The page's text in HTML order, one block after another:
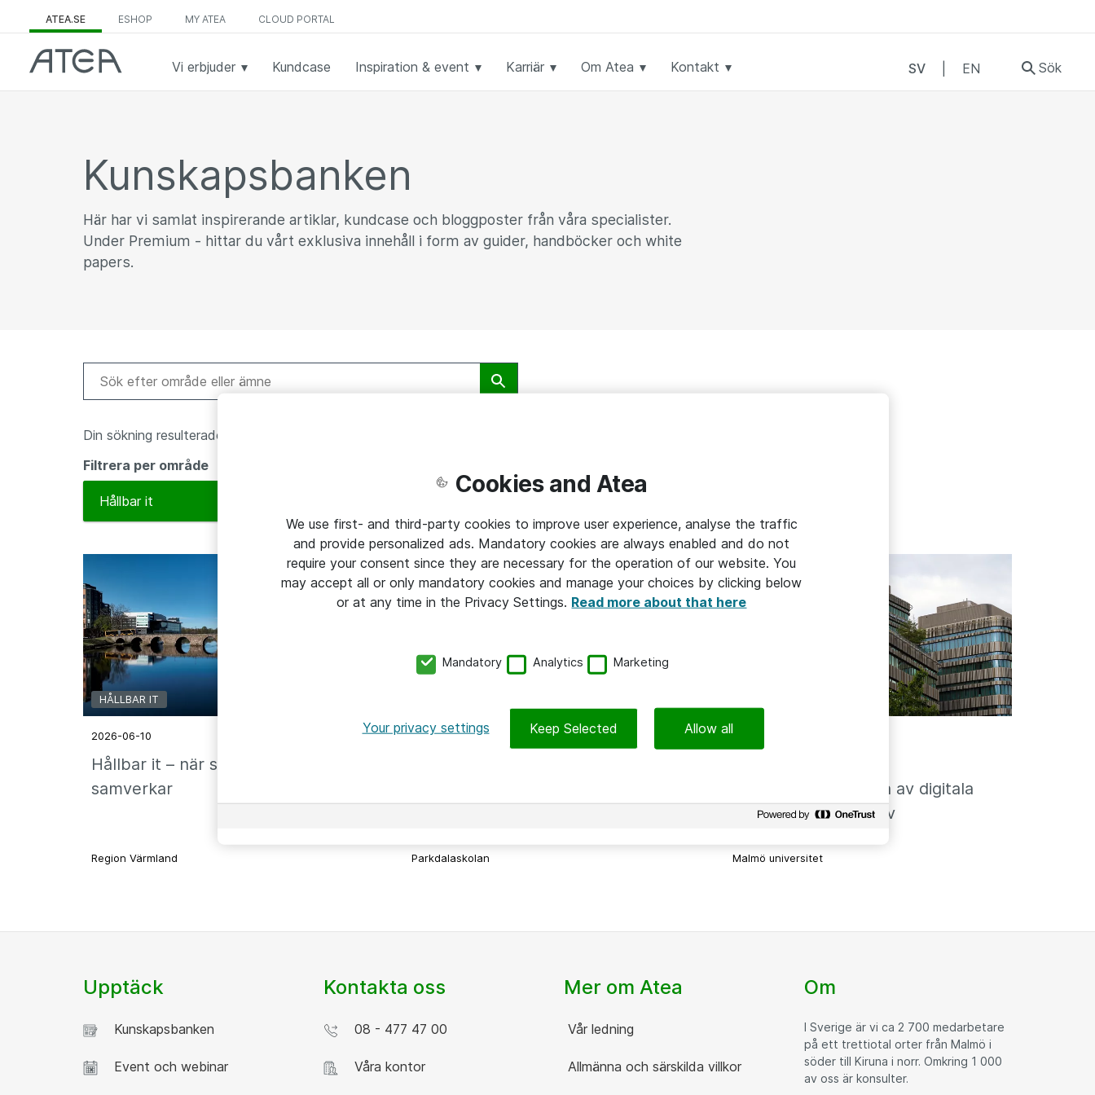
ATEA.SE ESHOP MY ATEA CLOUD PORTAL
Vi erbjuder Kundcase Inspiration & event Karriär Om Atea Kontakt SV EN Sök
Kunskapsbanken
Här har vi samlat inspirerande artiklar, kundcase och bloggposter från våra specialister.
Under Premium - hittar du vårt exklusiva innehåll i form av guider, handböcker och white
papers.
Din sökning resulterade i 3 sidor
Filtrera per område
Hållbar it
HÅLLBAR IT
2026-06-10
Hållbar it – när strategier
samverkar
Region Värmland
2026-06-08
Parkdalaskolan
2024-10-31
livscykelhanteringen av digitala
enheter mer effektiv
Malmö universitet
Upptäck
Kunskapsbanken
Event och webinar
Kontakta oss
08 - 477 47 00
Våra kontor
Mer om Atea
Vår ledning
Allmänna och särskilda villkor
Om
I Sverige är vi ca 2 700 medarbetare
på ett trettiotal orter från Malmö i
söder till Kiruna i norr. Omkring 1 000
av oss är konsulter.
Cookies and Atea
We use first- and third-party cookies to improve user experience, analyse the traffic
and provide personalized ads. Mandatory cookies are always enabled and do not
require your consent since they are necessary for the operation of our website. You
may accept all or only mandatory cookies and manage your choices by clicking below
or at any time in the Privacy Settings. Read more about that here
Mandatory Analytics Marketing
Your privacy settings Keep Selected Allow all